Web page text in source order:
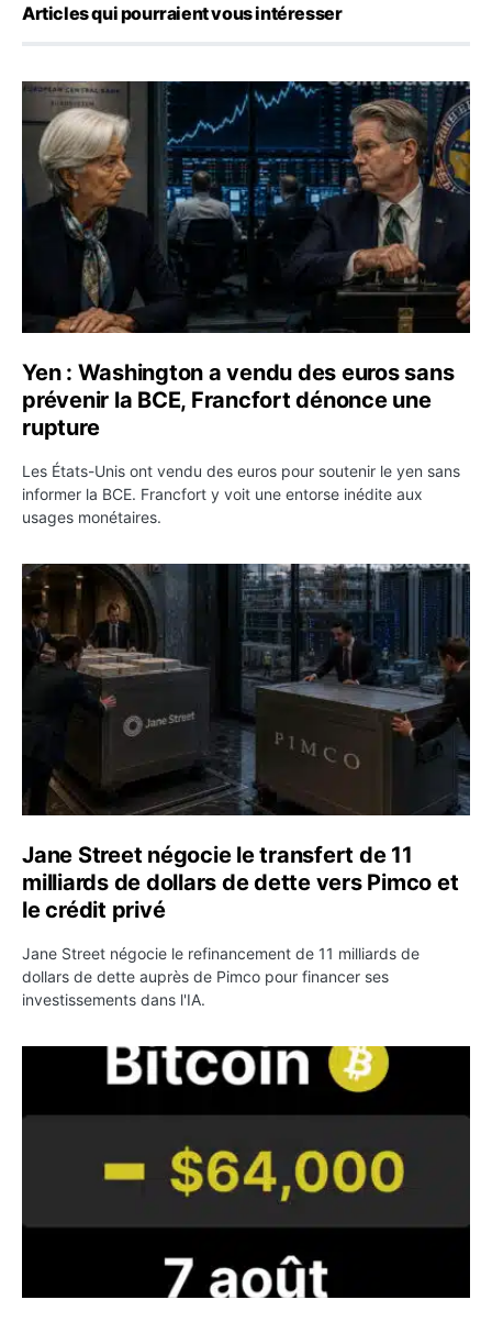
Articles qui pourraient vous intéresser
Yen : Washington a vendu des euros sans prévenir la
Yen : Washington a vendu des euros sans
prévenir la BCE, Francfort dénonce une
rupture
Les États-Unis ont vendu des euros pour soutenir le yen sans
informer la BCE. Francfort y voit une entorse inédite aux
usages monétaires.
Jane Street négocie le transfert de 11 milliards de
Jane Street négocie le transfert de 11
milliards de dollars de dette vers Pimco et
le crédit privé
Jane Street négocie le refinancement de 11 milliards de
dollars de dette auprès de Pimco pour financer ses
investissements dans l'IA.
Bitcoin stagne à 64 000 dollars pendant que les